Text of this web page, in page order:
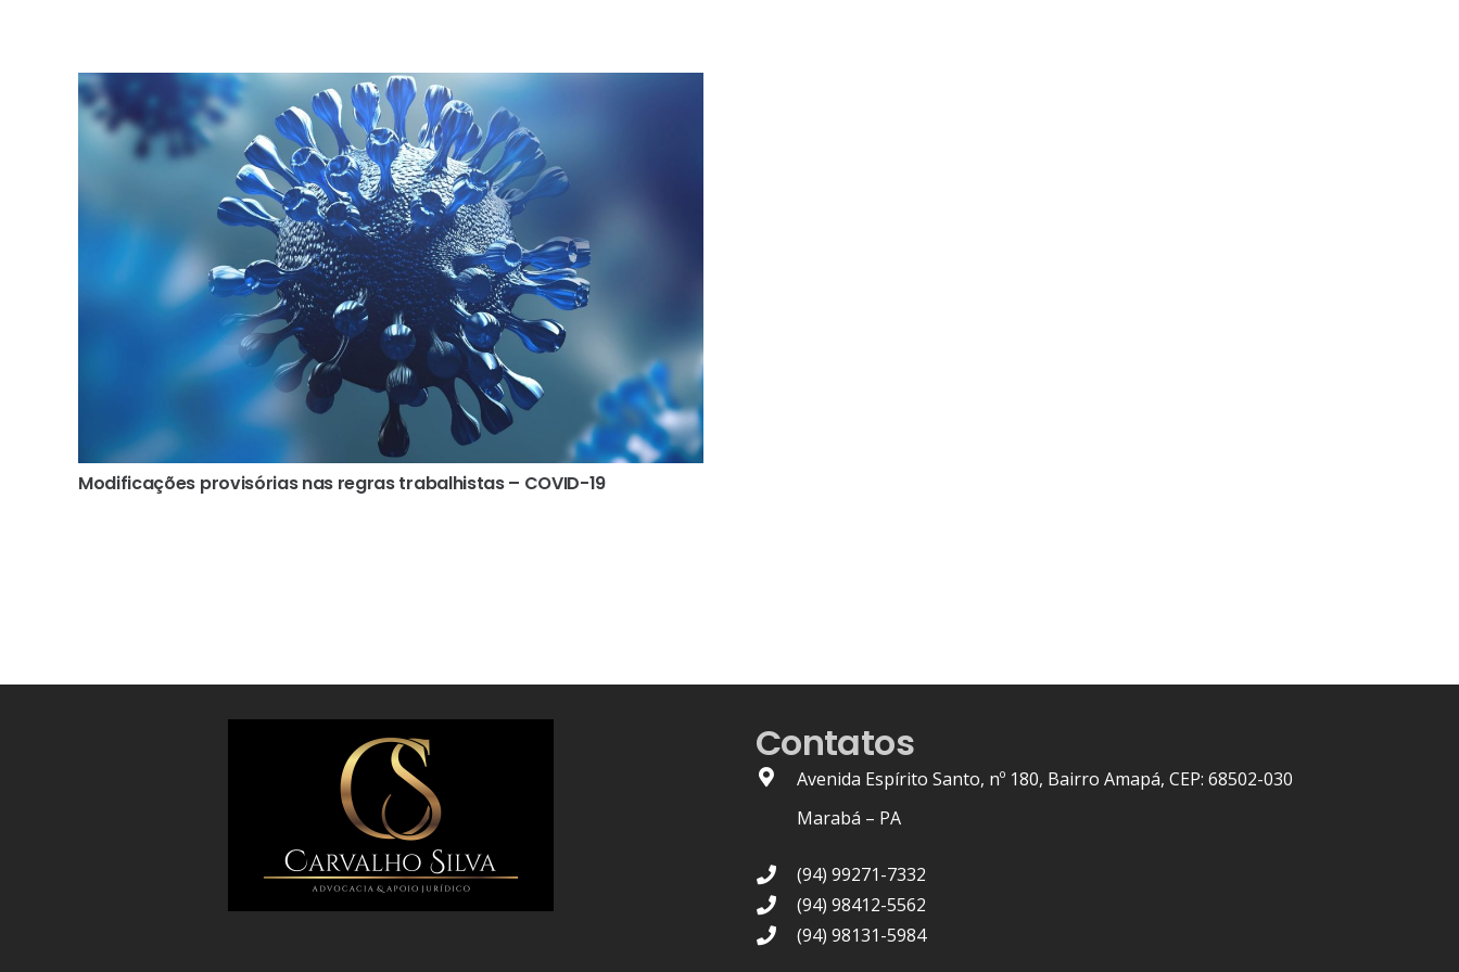
Modificações provisórias nas regras trabalhistas – COVID-19
Contatos
Avenida Espírito Santo, nº 180, Bairro Amapá, CEP: 68502-030
Marabá – PA
(94) 99271-7332
(94) 98412-5562
(94) 98131-5984